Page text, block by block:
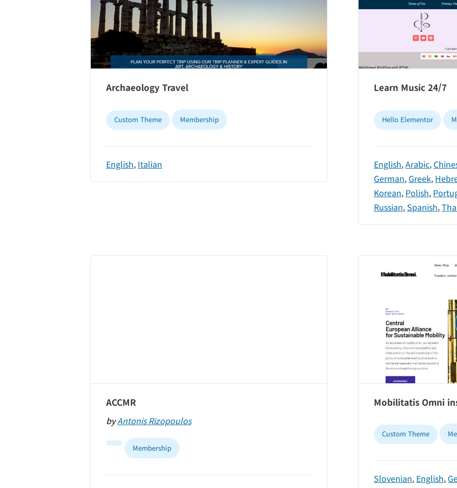
Archaeology Travel
Custom Theme Membership
English, Italian
Learn Music 24/7
Hello Elementor
English,Arabic,
German, Greek,
Korean, Polish,
Russian, Spanish,
ACCMR
byAntonis Rizopoulos
Membership
Mobilitatis Omni
Custom Theme
Slovenian, English,